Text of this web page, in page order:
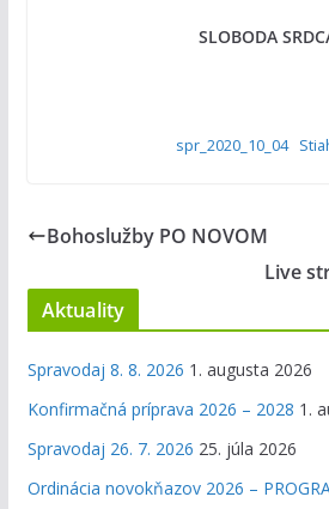
SLOBODA
spr_2020_10_04
Bohoslužby PO NOVOM
Live
Aktuality
Spravodaj 8. 8. 2026 1. augusta 2026
Konfirmačná príprava 2026 – 2028 1.
Spravodaj 26. 7. 2026 25. júla 2026
Ordinácia novokňazov 2026 –